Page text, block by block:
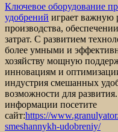
Ключевое оборудование
удобрений играет важную
производства,
затрат. С развитием
более умными и
хозяйству мощную
инновациям и
индустрия смешанных
возможности для
информации посетите
сайт:https://
smeshannykh-udobreniy/